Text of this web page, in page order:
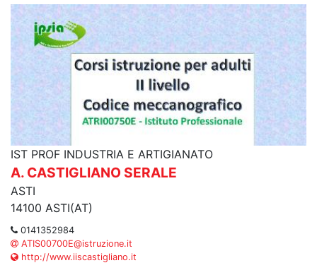
IST PROF INDUSTRIA E ARTIGIANATO
A. CASTIGLIANO SERALE
ASTI
14100 ASTI(AT)
0141352984
ATIS00700E@istruzione.it
http://www.iiscastigliano.it